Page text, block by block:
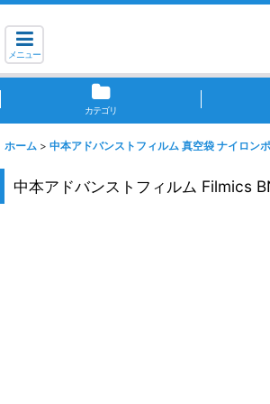
メニュー
カテゴリ
ホーム > 中本アドバンストフィルム 真空袋 ナイロン
中本アドバンストフィルム Filmics